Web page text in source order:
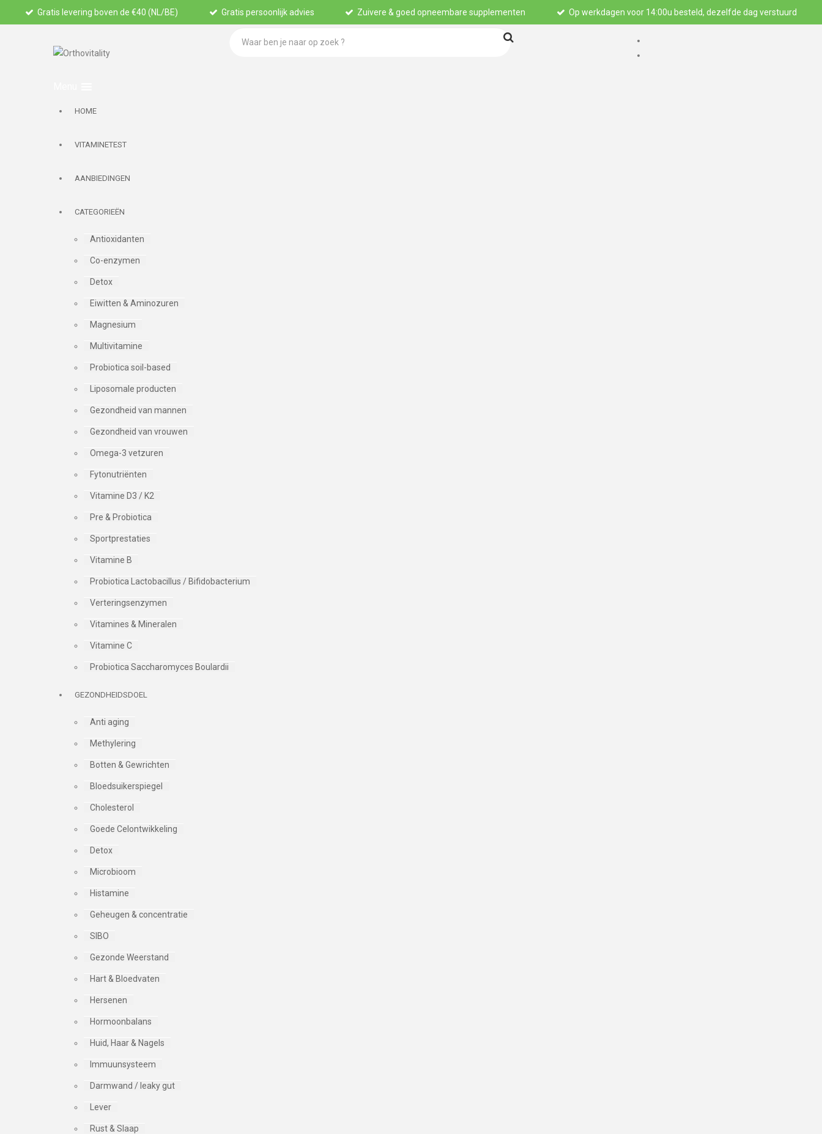
Gratis levering boven de €40 (NL/BE) Gratis persoonlijk advies Zuivere & goed opneembare supplementen Op werkdagen voor 14:00u besteld, dezelfde dag verstuurd
HOME
VITAMINETEST
AANBIEDINGEN
CATEGORIEËN
Antioxidanten
Co-enzymen
Detox
Eiwitten & Aminozuren
Magnesium
Multivitamine
Probiotica soil-based
Liposomale producten
Gezondheid van mannen
Gezondheid van vrouwen
Omega-3 vetzuren
Fytonutriënten
Vitamine D3 / K2
Pre & Probiotica
Sportprestaties
Vitamine B
Probiotica Lactobacillus / Bifidobacterium
Verteringsenzymen
Vitamines & Mineralen
Vitamine C
Probiotica Saccharomyces Boulardii
GEZONDHEIDSDOEL
Anti aging
Methylering
Botten & Gewrichten
Bloedsuikerspiegel
Cholesterol
Goede Celontwikkeling
Detox
Microbioom
Histamine
Geheugen & concentratie
SIBO
Gezonde Weerstand
Hart & Bloedvaten
Hersenen
Hormoonbalans
Huid, Haar & Nagels
Immuunsysteem
Darmwand / leaky gut
Lever
Rust & Slaap